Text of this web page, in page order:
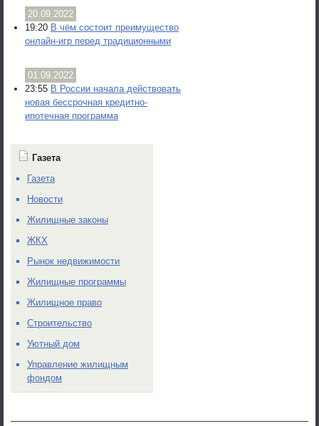
20.09.2022
19:20 В чём состоит преимущество
онлайн-игр перед традиционными
01.09.2022
23:55 В России начала действовать
новая бессрочная кредитно-
ипотечная программа
Газета
Газета
Новости
Жилищные законы
ЖКХ
Рынок недвижимости
Жилищные программы
Жилищное право
Строительство
Уютный дом
Управление жилищным
фондом